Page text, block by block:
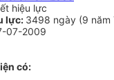
hiệu lực
lực: 3498 ngày (9 năm
07-2009
có: